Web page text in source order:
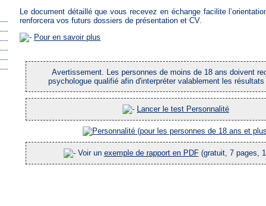
Le document détaillé que vous recevez en échange facilite
renforcera vos futurs dossiers de présentation et CV.
Pour en savoir plus
Avertissement. Les personnes de moins de 18 ans doivent
psychologue qualifié afin d'interpréter valablement les
Lancer le test Personnalité
Voir un exemple de rapport en PDF(gratuit, 7 pages,